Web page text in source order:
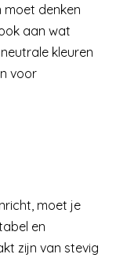
moet denken
aan wat
kleuren
voor
moet je
en
zijn van stevig